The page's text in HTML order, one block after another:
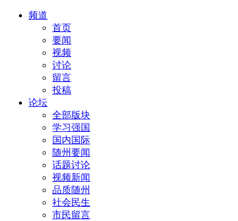
频道
首页
要闻
视频
讨论
留言
投稿
论坛
全部版块
学习强国
国内国际
随州要闻
话题讨论
视频新闻
品质随州
社会民生
市民留言